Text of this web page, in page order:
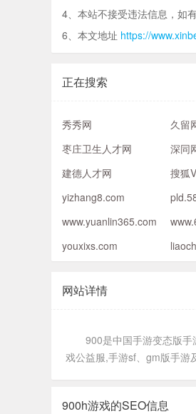
4、本站不接受违法信息，如
6、本文地址 https://
正在搜索
秀秀网 久留
枣庄卫生人才网
深同
建德人才网
搜狐
yizhang8.com
www.yuanlin365.com
youxixs.com
网站详情
900是中国手游变态版手
戏公益服,手游sf、gm版手游
900h游戏的SEO信息